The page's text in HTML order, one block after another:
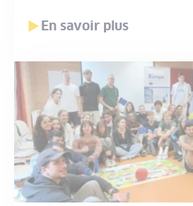
En savoir plus